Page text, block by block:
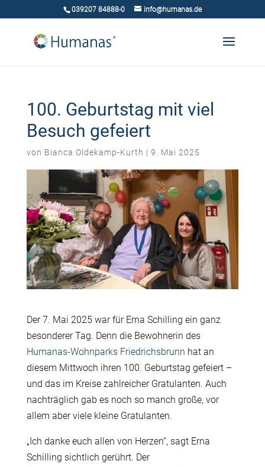
039207 84888-0 info@humanas.de
100. Geburtstag mit viel
Besuch gefeiert
von Bianca Oldekamp-Kurth | 9. Mai 2025
Der 7. Mai 2025 war für Erna Schilling ein ganz
besonderer Tag. Denn die Bewohnerin des
Humanas-Wohnparks Friedrichsbrunn hat an
diesem Mittwoch ihren 100. Geburtstag gefeiert –
und das im Kreise zahlreicher Gratulanten. Auch
nachträglich gab es noch so manch große, vor
allem aber viele kleine Gratulanten.
„Ich danke euch allen von Herzen“, sagt Erna
Schilling sichtlich gerührt. Der